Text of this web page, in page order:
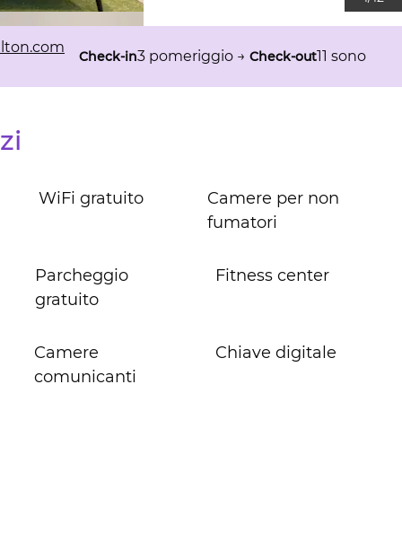
Check-in3 pomeriggio → Check-out11 sono
WiFi gratuito
Camere per non
fumatori
Parcheggio
gratuito
Fitness center
Camere
comunicanti
Chiave digitale